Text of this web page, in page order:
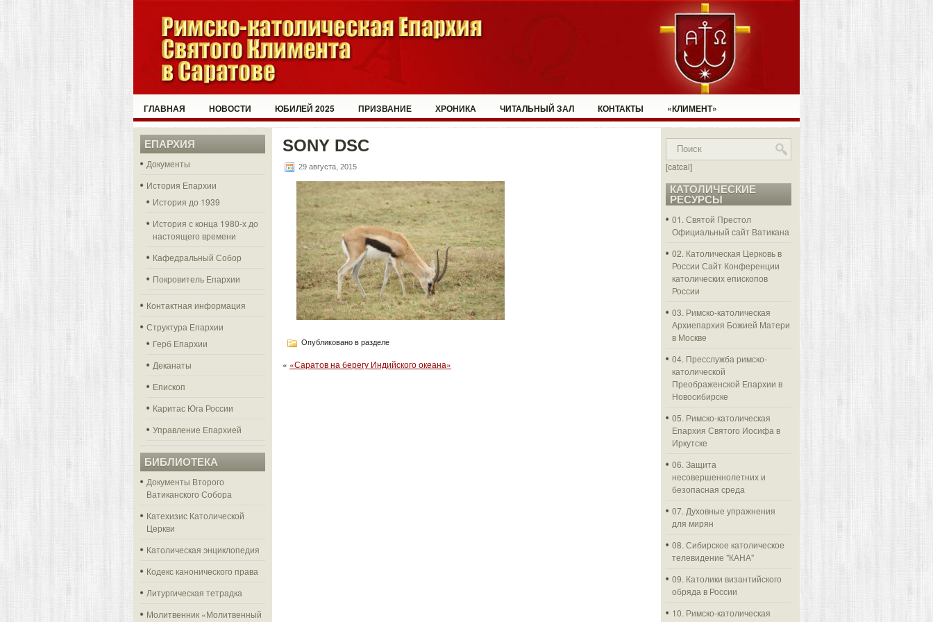
ГЛАВНАЯ НОВОСТИ ЮБИЛЕЙ 2025 ПРИЗВАНИЕ ХРОНИКА ЧИТАЛЬНЫЙ ЗАЛ КОНТАКТЫ «КЛИМЕНТ»
ЕПАРХИЯ
Документы
История Епархии
История до 1939
История с конца 1980-х до
настоящего времени
Кафедральный Собор
Покровитель Епархии
Контактная информация
Структура Епархии
Герб Епархии
Деканаты
Епископ
Каритас Юга России
Управление Епархией
БИБЛИОТЕКА
Документы Второго
Ватиканского Собора
Катехизис Католической
Церкви
Католическая энциклопедия
Кодекс канонического права
Литургическая тетрадка
Молитвенник «Молитвенный
SONY DSC
29 августа, 2015
Опубликовано в разделе
« «Саратов на берегу Индийского океана»
[catcal]
КАТОЛИЧЕСКИЕ
РЕСУРСЫ
01. Святой Престол
Официальный сайт Ватикана
02. Католическая Церковь в
России Сайт Конференции
католических епископов
России
03. Римско-католическая
Архиепархия Божией Матери
в Москве
04. Пресслужба римско-
католической
Преображенской Епархии в
Новосибирске
05. Римско-католическая
Епархия Святого Иосифа в
Иркутске
06. Защита
несовершеннолетних и
безопасная среда
07. Духовные упражнения
для мирян
08. Сибирское католическое
телевидение "КАНА"
09. Католики византийского
обряда в России
10. Римско-католическая